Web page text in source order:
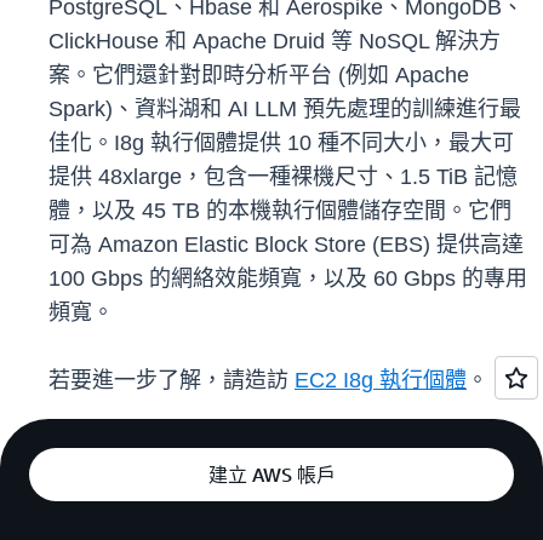
PostgreSQL、Hbase 和 Aerospike、MongoDB、
ClickHouse 和 Apache Druid 等 NoSQL 解決方
案。它們還針對即時分析平台 (例如 Apache
Spark)、資料湖和 AI LLM 預先處理的訓練進行最
佳化。I8g 執行個體提供 10 種不同大小，最大可
提供 48xlarge，包含一種裸機尺寸、1.5 TiB 記憶
體，以及 45 TB 的本機執行個體儲存空間。它們
可為 Amazon Elastic Block Store (EBS) 提供高達
100 Gbps 的網絡效能頻寬，以及 60 Gbps 的專用
頻寬。
若要進一步了解，請造訪 EC2 I8g 執行個體 。
建立 AWS 帳戶